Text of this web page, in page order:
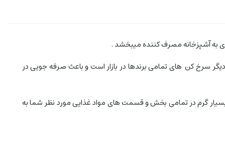
به آشپزخانه مصرف کننده میبخشد .
سرخ کن های تمامی برندها در بازار است و باعث صرفه جویی در
گرم در تمامی بخش و قسمت های مواد غذایی مورد نظر شما به